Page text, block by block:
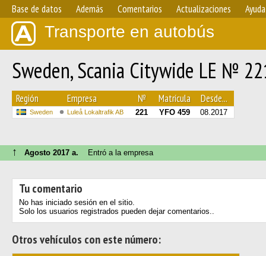
Base de datos Además Comentarios Actualizaciones Ayuda
Transporte en autobús
Sweden, Scania Citywide LE №
Región Empresa № Matrícula Desde...
Sweden Luleå Lokaltrafik AB 221 YFO 459 08.2017
↑ Agosto 2017 a. Entró a la empresa
Tu comentario
No has iniciado sesión en el sitio.
Solo los usuarios registrados pueden dejar comentarios..
Otros vehículos con este número: